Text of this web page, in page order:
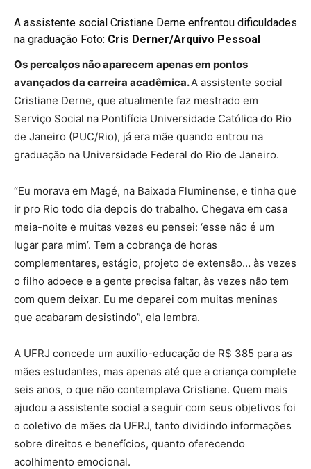
A assistente social Cristiane Derne enfrentou dificuldades
na graduação Foto: Cris Derner/Arquivo Pessoal
Os percalços não aparecem apenas em pontos
avançados da carreira acadêmica.A assistente social
Cristiane Derne, que atualmente faz mestrado em
Serviço Social na Pontifícia Universidade Católica do Rio
de Janeiro (PUC/Rio), já era mãe quando entrou na
graduação na Universidade Federal do Rio de Janeiro.
“Eu morava em Magé, na Baixada Fluminense, e tinha que
ir pro Rio todo dia depois do trabalho. Chegava em casa
meia-noite e muitas vezes eu pensei: ‘esse não é um
lugar para mim’. Tem a cobrança de horas
complementares, estágio, projeto de extensão… às vezes
o filho adoece e a gente precisa faltar, às vezes não tem
com quem deixar. Eu me deparei com muitas meninas
que acabaram desistindo”, ela lembra.
A UFRJ concede um auxílio-educação de R$ 385 para as
mães estudantes, mas apenas até que a criança complete
seis anos, o que não contemplava Cristiane. Quem mais
ajudou a assistente social a seguir com seus objetivos foi
o coletivo de mães da UFRJ, tanto dividindo informações
sobre direitos e benefícios, quanto oferecendo
acolhimento emocional.